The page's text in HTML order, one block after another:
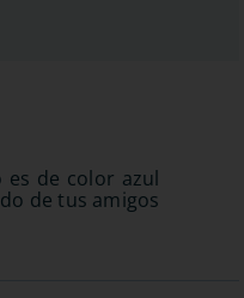
es de color azul
de tus amigos